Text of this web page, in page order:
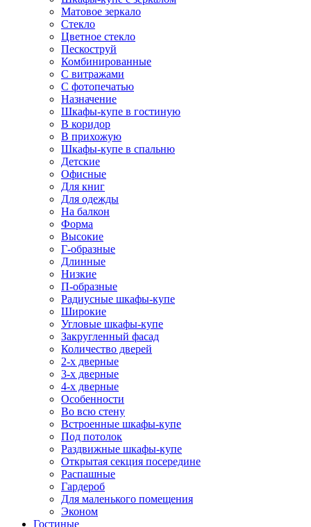
Матовое зеркало
Стекло
Цветное стекло
Пескоструй
Комбинированные
С витражами
С фотопечатью
Назначение
Шкафы-купе в гостиную
В коридор
В прихожую
Шкафы-купе в спальню
Детские
Офисные
Для книг
Для одежды
На балкон
Форма
Высокие
Г-образные
Длинные
Низкие
П-образные
Радиусные шкафы-купе
Широкие
Угловые шкафы-купе
Закругленный фасад
Количество дверей
2-х дверные
3-х дверные
4-х дверные
Особенности
Во всю стену
Встроенные шкафы-купе
Под потолок
Раздвижные шкафы-купе
Открытая секция посередине
Распашные
Гардероб
Для маленького помещения
Эконом
Гостиные